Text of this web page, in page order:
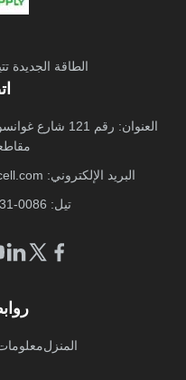
الطاقة الجديدة
العنوان: رقم
البريد الإلكتروني:
تيل: 0086-731-198823123-121
المنزل